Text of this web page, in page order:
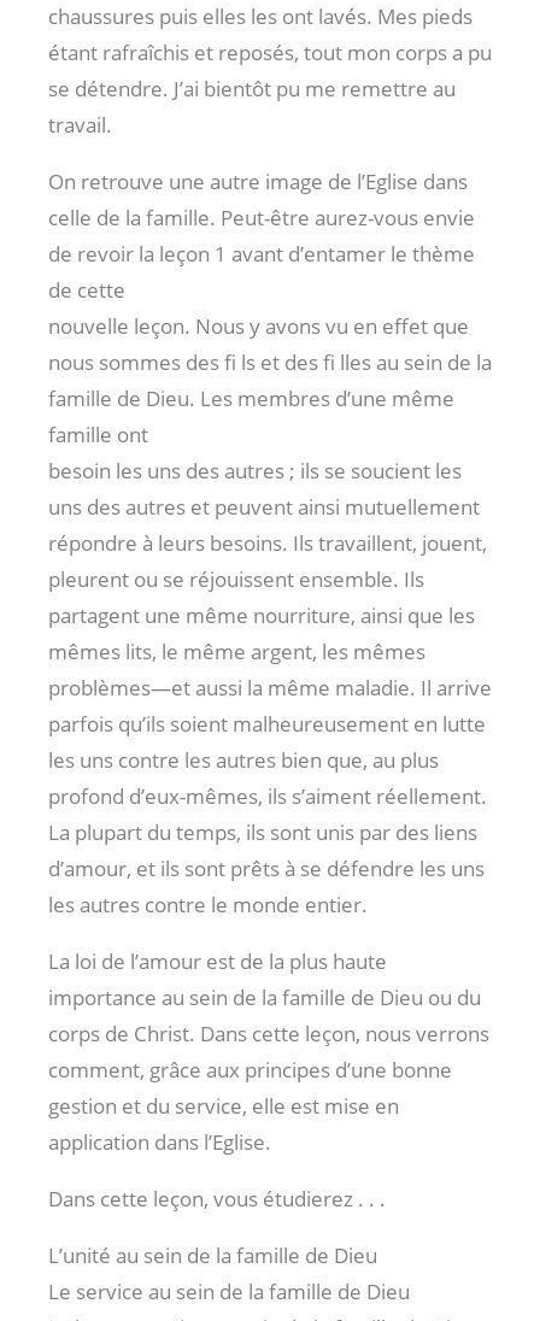
chaussures puis elles les ont lavés. Mes pieds
étant rafraîchis et reposés, tout mon corps a pu
se détendre. J’ai bientôt pu me remettre au
travail.
On retrouve une autre image de l’Eglise dans
celle de la famille. Peut-être aurez-vous envie
de revoir la leçon 1 avant d’entamer le thème
de cette
nouvelle leçon. Nous y avons vu en effet que
nous sommes des fi ls et des fi lles au sein de la
famille de Dieu. Les membres d’une même
famille ont
besoin les uns des autres ; ils se soucient les
uns des autres et peuvent ainsi mutuellement
répondre à leurs besoins. Ils travaillent, jouent,
pleurent ou se réjouissent ensemble. Ils
partagent une même nourriture, ainsi que les
mêmes lits, le même argent, les mêmes
problèmes—et aussi la même maladie. Il arrive
parfois qu’ils soient malheureusement en lutte
les uns contre les autres bien que, au plus
profond d’eux-mêmes, ils s’aiment réellement.
La plupart du temps, ils sont unis par des liens
d’amour, et ils sont prêts à se défendre les uns
les autres contre le monde entier.
La loi de l’amour est de la plus haute
importance au sein de la famille de Dieu ou du
corps de Christ. Dans cette leçon, nous verrons
comment, grâce aux principes d’une bonne
gestion et du service, elle est mise en
application dans l’Eglise.
Dans cette leçon, vous étudierez . . .
L’unité au sein de la famille de Dieu
Le service au sein de la famille de Dieu